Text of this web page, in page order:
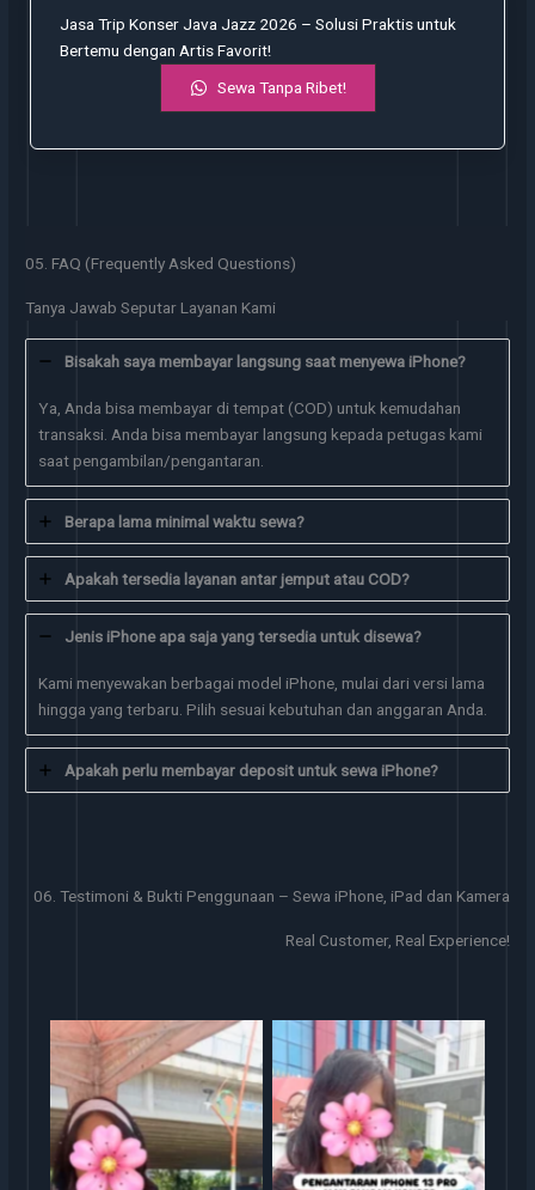
Jasa Trip Konser Java Jazz 2026 – Solusi Praktis untuk
Bertemu dengan Artis Favorit!
Sewa Tanpa Ribet!
05. FAQ (Frequently Asked Questions)
Tanya Jawab Seputar Layanan Kami
Bisakah saya membayar langsung saat menyewa iPhone?
Ya, Anda bisa membayar di tempat (COD) untuk kemudahan
transaksi. Anda bisa membayar langsung kepada petugas kami
saat pengambilan/pengantaran.
Berapa lama minimal waktu sewa?
Apakah tersedia layanan antar jemput atau COD?
Jenis iPhone apa saja yang tersedia untuk disewa?
Kami menyewakan berbagai model iPhone, mulai dari versi lama
hingga yang terbaru. Pilih sesuai kebutuhan dan anggaran Anda.
Apakah perlu membayar deposit untuk sewa iPhone?
06. Testimoni & Bukti Penggunaan – Sewa iPhone, iPad dan Kamera
Real Customer, Real Experience!
Serah Terima Sewa iPhone